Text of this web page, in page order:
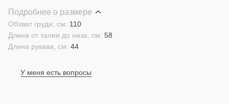
Подробнее о размере
Длина рукава, см: 44
Длина от талии до низа, см: 58
Обхват груди, см: 110
У меня есть вопросы